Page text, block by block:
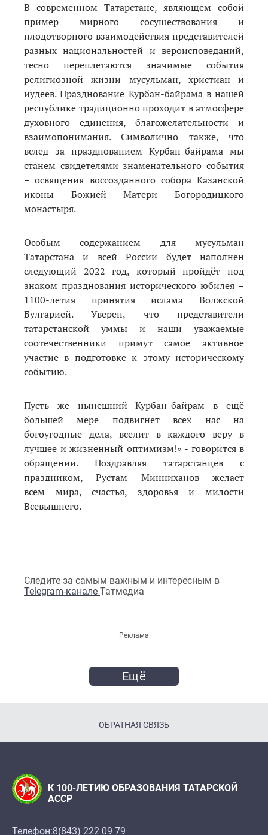
В современном Татарстане, являющем собой
пример мирного сосуществования и
плодотворного взаимодействия представителей
разных национальностей и вероисповеданий,
тесно переплетаются значимые события
религиозной жизни мусульман, христиан и
иудеев. Празднование Курбан-байрама в нашей
республике традиционно проходит в атмосфере
духовного единения, благожелательности и
взаимопонимания. Символично также, что
вслед за празднованием Курбан-байрама мы
станем свидетелями знаменательного события
– освящения воссозданного собора Казанской
иконы Божией Матери Богородицкого
монастыря.
Особым содержанием для мусульман
Татарстана и всей России будет наполнен
следующий 2022 год, который пройдёт под
знаком празднования исторического юбилея –
1100-летия принятия ислама Волжской
Булгарией. Уверен, что представители
татарстанской уммы и наши уважаемые
соотечественники примут самое активное
участие в подготовке к этому историческому
событию.
Пусть же нынешний Курбан-байрам в ещё
большей мере подвигнет всех нас на
богоугодные дела, вселит в каждого веру в
лучшее и жизненный оптимизм!» - говорится в
обращении. Поздравляя татарстанцев с
праздником, Рустам Минниханов желает
всем мира, счастья, здоровья и милости
Всевышнего.
Следите за самым важным и интересным в
Telegram-канале Татмедиа
Реклама
Ещё
ОБРАТНАЯ СВЯЗЬ
К 100-ЛЕТИЮ ОБРАЗОВАНИЯ ТАТАРСКОЙ
АССР
Телефон:8(843) 222 09 79